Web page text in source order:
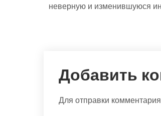
неверную и изменившуюся
Добавить
Для отправки